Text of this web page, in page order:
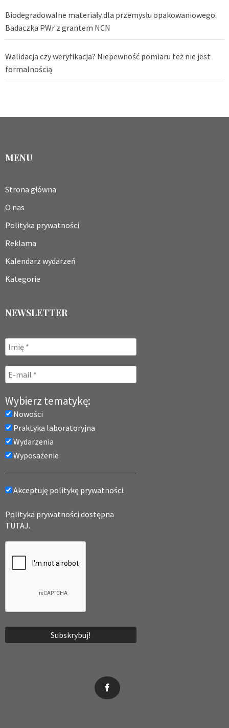
Biodegradowalne materiały dla przemysłu opakowaniowego.
Badaczka PWr z grantem NCN
Walidacja czy weryfikacja? Niepewność pomiaru też nie jest
formalnością
MENU
Strona główna
O nas
Polityka prywatności
Reklama
Kalendarz wydarzeń
Kategorie
NEWSLETTER
Wybierz tematykę:
Nowości
Praktyka laboratoryjna
Wydarzenia
Wyposażenie
Akceptuję politykę prywatności.
Polityka prywatności dostępna
TUTAJ.